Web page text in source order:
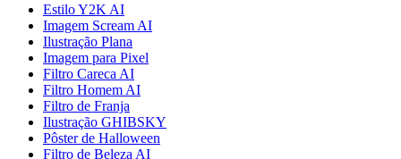
Estilo Y2K AI
Imagem Scream AI
Ilustração Plana
Imagem para Pixel
Filtro Careca AI
Filtro Homem AI
Filtro de Franja
Ilustração GHIBSKY
Pôster de Halloween
Filtro de Beleza AI